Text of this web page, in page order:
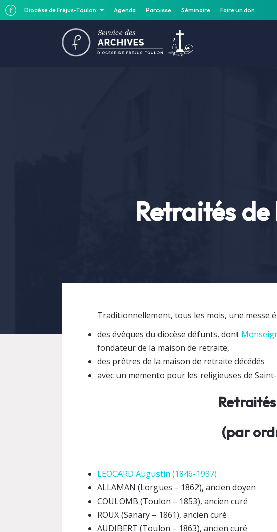
Diocèse de Fréjus-Toulon Agenda Paroisse Séminaire Faire un don
Retraités
Traditionnellement, tous les mois, une messe
des évêques du diocèse défunts, dont
fondateur de la maison de retraite,
des prêtres de la maison de retraite décédés
avec un memento pour les religieuses de
(par
LEOCARD Augustin (1846-1937)
ALLAMAN (Lorgues – 1862), ancien doyen
COULOMB (Toulon – 1853), ancien curé
ROUX (Sanary – 1861), ancien curé
AUDIBERT (Toulon – 1863), ancien curé